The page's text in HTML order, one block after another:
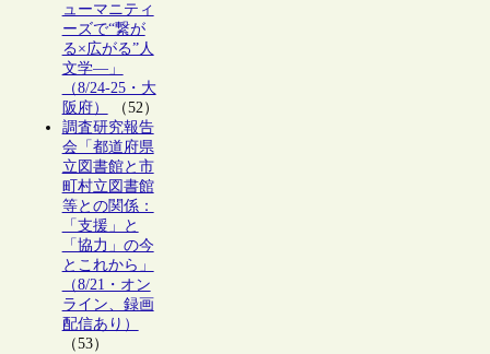
ューマニティ
ーズで“繋が
る×広がる”人
文学―」
（8/24-25・大
阪府）
（52）
調査研究報告
会「都道府県
立図書館と市
町村立図書館
等との関係：
「支援」と
「協力」の今
とこれから」
（8/21・オン
ライン、録画
配信あり）
（53）